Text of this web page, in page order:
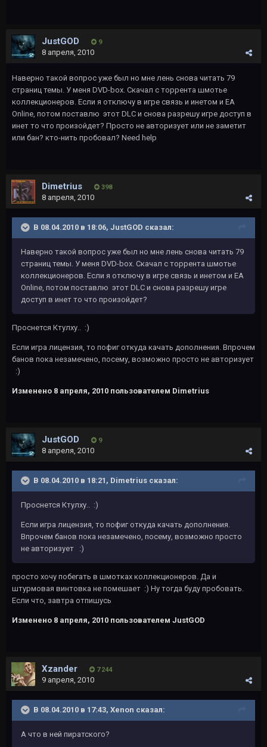
JustGOD 9
8 апреля, 2010
Наверно такой вопрос уже был но мне лень снова читать 79
страниц темы. У меня DVD-box. Скачал с торрента шмотье
коллекционеров. Если я отключу в игре связь и инетом и EA
Online, потом поставлю этот DLC и снова разрешу игре доступ в
инет то что произойдет? Просто не авторизует или не заметит
или бан? кто-нить пробовал? Need help
Dimetrius 398
8 апреля, 2010
В 08.04.2010 в 18:06, JustGOD сказал:
Наверно такой вопрос уже был но мне лень снова читать 79
страниц темы. У меня DVD-box. Скачал с торрента шмотье
коллекционеров. Если я отключу в игре связь и инетом и EA
Online, потом поставлю этот DLC и снова разрешу игре
доступ в инет то что произойдет?
Проснется Ктулху.. :)
Если игра лицензия, то пофиг откуда качать дополнения. Впрочем
банов пока незамечено, посему, возможно просто не авторизует
:)
Изменено 8 апреля, 2010 пользователем Dimetrius
JustGOD 9
8 апреля, 2010
В 08.04.2010 в 18:21, Dimetrius сказал:
Проснется Ктулху.. :)
Если игра лицензия, то пофиг откуда качать дополнения.
Впрочем банов пока незамечено, посему, возможно просто
не авторизует :)
просто хочу побегать в шмотках коллекционеров. Да и
штурмовая винтовка не помешает :) Ну тогда буду пробовать.
Если что, завтра отпишусь
Изменено 8 апреля, 2010 пользователем JustGOD
Xzander 7 244
9 апреля, 2010
В 08.04.2010 в 17:43, Xenon сказал:
А что в ней пиратского?